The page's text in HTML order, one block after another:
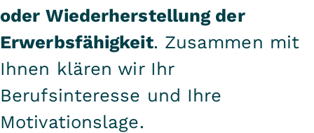
oder Wiederherstellung der
Erwerbsfähigkeit. Zusammen mit
Ihnen klären wir Ihr
Berufsinteresse und Ihre
Motivationslage.